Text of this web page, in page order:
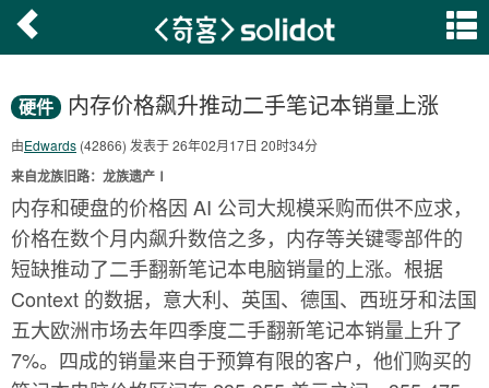
硬件 内存价格飙升推动二手笔记本销量上涨
由Edwards (42866) 发表于 26年02月17日 20时34分
来自龙族旧路：龙族遗产Ⅰ
内存和硬盘的价格因 AI 公司大规模采购而供不应求，
价格在数个月内飙升数倍之多，内存等关键零部件的
短缺推动了二手翻新笔记本电脑销量的上涨。根据
Context 的数据，意大利、英国、德国、西班牙和法国
五大欧洲市场去年四季度二手翻新笔记本销量上升了
7%。四成的销量来自于预算有限的客户，他们购买的